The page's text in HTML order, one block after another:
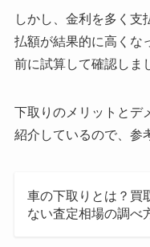
しかし、金利を多く支
払額が結果的に高くな
前に試算して確認しま
下取りのメリットとデ
紹介しているので、参
車の下取りとは？買
ない査定相場の調べ